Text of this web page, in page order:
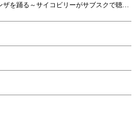
サイコトロピカルでウンザウンザを踊る～サイコビリーがサブスクで聴ける日～